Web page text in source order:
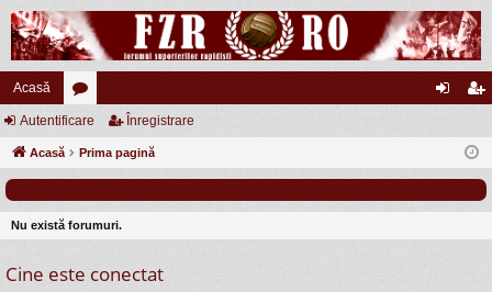
Acasă
or
u
uri
eg
Autentificare Înregistrare
Acasă Prima pagină
Nu există forumuri.
Cine este conectat